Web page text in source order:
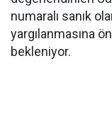
numaralı sanık
yargılanmasına
bekleniyor.